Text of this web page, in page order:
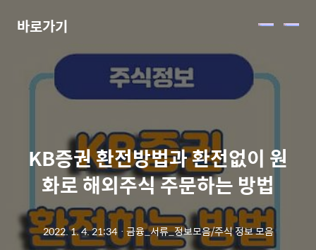
바로가기 메
KB증권 환전방법과 환전없이 원
화로 해외주식 주문하는 방법
2022. 1. 4. 21:34ㆍ 금융_서류_정보모음/주식 정보 모음